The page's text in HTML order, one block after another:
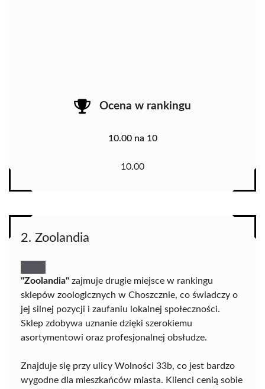
Ocena w rankingu
10.00 na 10
10.00
2. Zoolandia
"Zoolandia" zajmuje drugie miejsce w rankingu
sklepów zoologicznych w Choszcznie, co świadczy o
jej silnej pozycji i zaufaniu lokalnej społeczności.
Sklep zdobywa uznanie dzięki szerokiemu
asortymentowi oraz profesjonalnej obsłudze.
Znajduje się przy ulicy Wolności 33b, co jest bardzo
wygodne dla mieszkańców miasta. Klienci cenią sobie